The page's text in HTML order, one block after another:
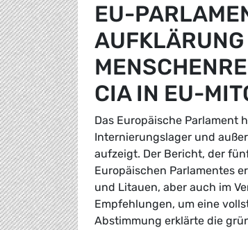
EU-
AUFKLÄRUNG
CIA IN EU-
Das Europäische Parlament
Internierungslager und
aufzeigt. Der Bericht, der
Europäischen Parlamentes
und Litauen, aber auch im
Empfehlungen, um eine
Abstimmung erklärte die